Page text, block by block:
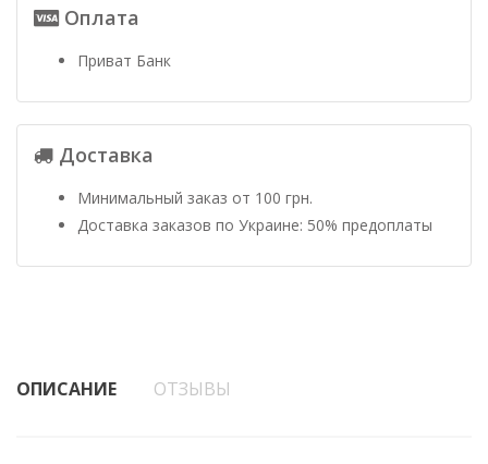
Оплата
Приват Банк
Доставка
Минимальный заказ от 100 грн.
Доставка заказов по Украине: 50% предоплаты
ОПИСАНИЕ ОТЗЫВЫ